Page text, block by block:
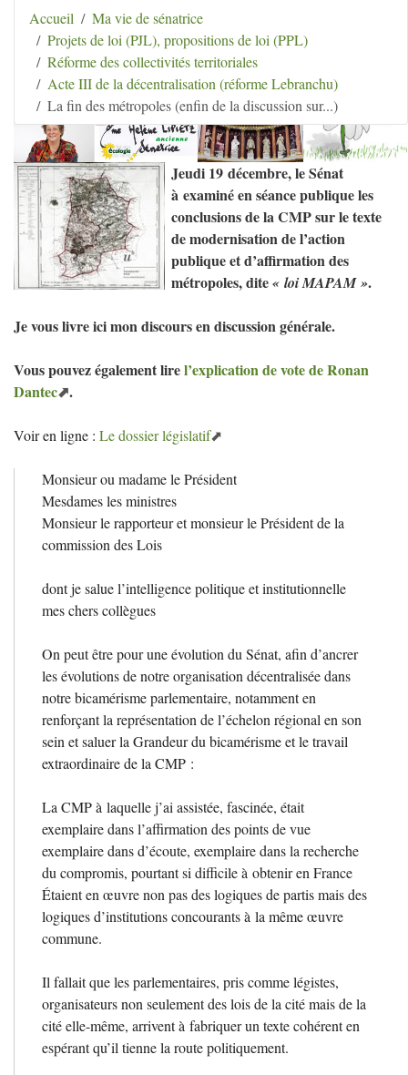
Aller au contenu Aller au menu
secondaire | Aller à la recherche
Hélène Lipietz
Ancienne Sénatrice de Seine-et-Marne
Accueil
Ma vie de sénatrice
Projets de loi (PJL), propositions de loi (PPL)
Réforme des collectivités territoriales
Acte III de la décentralisation (réforme Lebranchu)
La fin des métropoles (enfin de la discussion sur...)
Jeudi 19 décembre, le Sénat
à examiné en séance publique les
conclusions de laCMPsur le texte
de modernisation de l’action
publique et d’affirmation des
métropoles, dite« loiMAPAM ».
Je vous livre ici mon discours en discussion générale.
Vous pouvez également lirel’explication de vote de Ronan
Dantec .
Voir en ligne : Le dossier législatif
Monsieur ou madame le Président
Mesdames les ministres
Monsieur le rapporteur et monsieur le Président de la
commission des Lois
dont je salue l’intelligence politique et institutionnelle
mes chers collègues
On peut être pour une évolution du Sénat, afin d’ancrer
les évolutions de notre organisation décentralisée dans
notre bicamérisme parlementaire, notamment en
renforçant la représentation de l’échelon régional en son
sein et saluer la Grandeur du bicamérisme et le travail
extraordinaire de la CMP :
La CMPà laquelle j’ai assistée, fascinée, était
exemplaire dans l’affirmation des points de vue
exemplaire dans d’écoute, exemplaire dans la recherche
du compromis, pourtant si difficile à obtenir en France
Étaient en œuvre non pas des logiques de partis mais des
logiques d’institutions concourants à la même œuvre
commune.
Il fallait que les parlementaires, pris comme légistes,
organisateurs non seulement des lois de la cité mais de la
cité elle-même, arrivent à fabriquer un texte cohérent en
espérant qu’il tienne la route politiquement.